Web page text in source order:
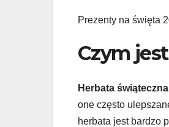
Prezenty na święta
Czym
Herbata świąteczna
one często
herbata jest bardzo